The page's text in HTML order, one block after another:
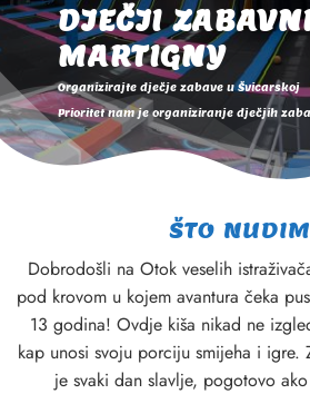
DJEČJI
MARTIGNY
Organizirajte dječje zabave u Švicarskoj
Prioritet nam je organiziranje dječjih
ŠTO
Dobrodošli na Otok veselih
pod krovom u kojem avantura čeka
13 godina! Ovdje kiša nikad ne
kap unosi svoju porciju smijeha i igre.
je svaki dan slavlje, pogotovo